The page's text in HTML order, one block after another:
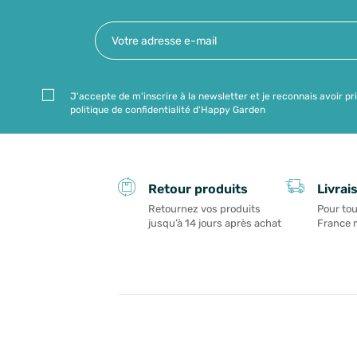
J'accepte de m'inscrire à la newsletter et je reconnais avoir
politique de confidentialité d'Happy Garden
Retour produits
Retournez vos produits
jusqu’à 14 jours après achat
Pour
France